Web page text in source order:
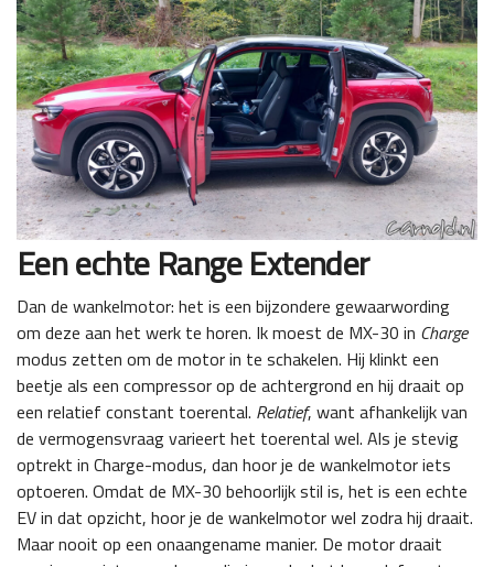
Een echte Range Extender
Dan de wankelmotor: het is een bijzondere gewaarwording
om deze aan het werk te horen. Ik moest de MX-30 in Charge
modus zetten om de motor in te schakelen. Hij klinkt een
beetje als een compressor op de achtergrond en hij draait op
een relatief constant toerental. Relatief, want afhankelijk van
de vermogensvraag varieert het toerental wel. Als je stevig
optrekt in Charge-modus, dan hoor je de wankelmotor iets
optoeren. Omdat de MX-30 behoorlijk stil is, het is een echte
EV in dat opzicht, hoor je de wankelmotor wel zodra hij draait.
Maar nooit op een onaangename manier. De motor draait